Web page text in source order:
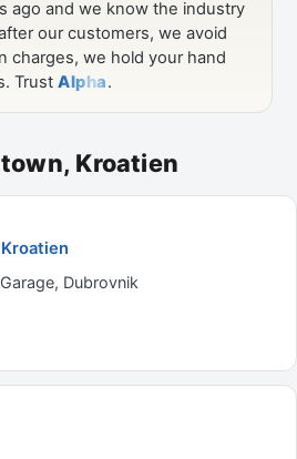
Kroatien
Dubrovnik